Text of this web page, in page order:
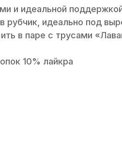
и идеальной
рубчик, идеально под
в паре с трусами
10% лайкра